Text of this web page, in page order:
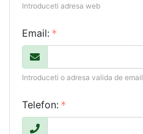
Introduceti adresa web
Email:
Introduceti o adresa valida de email
Telefon: